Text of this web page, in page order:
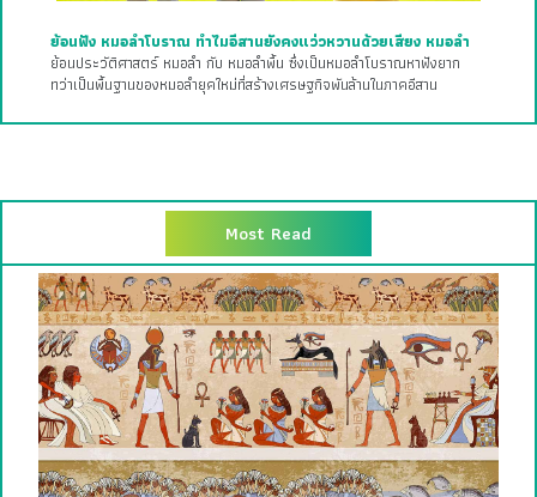
ย้อนฟัง หมอลำโบราณ ทำไมอีสานยังคงแว่วหวานด้วยเสียง หมอลำ
ย้อนประวัติศาสตร์ หมอลำ กับ หมอลำพื้น ซึ่งเป็นหมอลำโบราณหาฟังยาก
ทว่าเป็นพื้นฐานของหมอลำยุคใหม่ที่สร้างเศรษฐกิจพันล้านในภาคอีสาน
Most Read